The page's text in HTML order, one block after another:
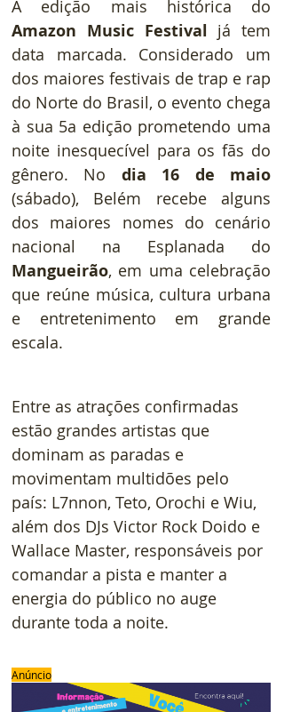
Amazon Music Festival já tem
data marcada. Considerado um
dos maiores festivais de trap e rap
do Norte do Brasil, o evento chega
à sua 5a edição prometendo uma
noite inesquecível para os fãs do
gênero. No
(sábado), Belém recebe alguns
dos maiores nomes do cenário
Mangueirão, em uma celebração
que reúne música, cultura urbana
e entretenimento em grande
escala.
Entre as atrações confirmadas
estão grandes artistas que
dominam as paradas e
movimentam multidões pelo
país: L7nnon, Teto, Orochi e Wiu,
além dos DJs Victor Rock Doido e
Wallace Master, responsáveis por
comandar a pista e manter a
energia do público no auge
durante toda a noite.
Anúncio